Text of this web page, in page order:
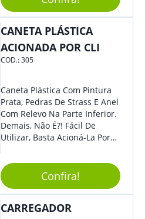
CANETA PLÁSTICA
ACIONADA POR CLI
COD.:305
Caneta Plástica Com Pintura
Prata, Pedras De Strass E Anel
Com Relevo Na Parte Inferior.
Demais, Não É?! Fácil De
Utilizar, Basta Acioná-La Por
Confira!
CARREGADOR